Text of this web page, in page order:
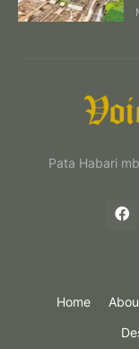
Pata Habari
Home